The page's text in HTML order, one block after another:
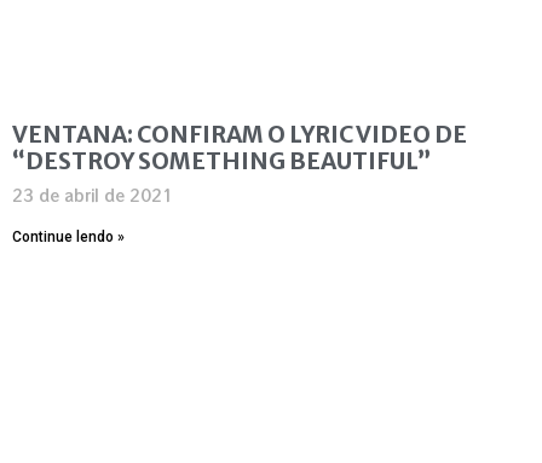
VENTANA: CONFIRAM O LYRIC VIDEO DE
“DESTROY SOMETHING BEAUTIFUL”
23 de abril de 2021
Continue lendo »